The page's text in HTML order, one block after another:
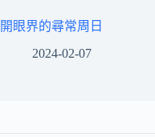
開眼界的尋常周日
2024-02-07